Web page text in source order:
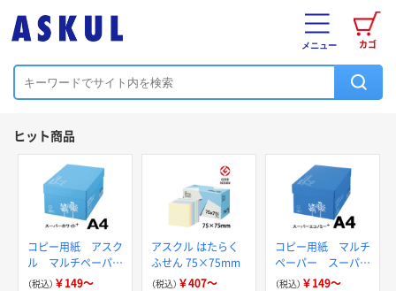
カゴ
メニュー
ヒット商品
コピー用紙 アスク
ル マルチペーパー
スーパーホワイト+
（税込） ￥149～
アスクル はたらく
ふせん 75×75mm
（税込） ￥407～
コピー用紙 マルチ
ペーパー スーパー
エコノミー+
（税込） ￥149～